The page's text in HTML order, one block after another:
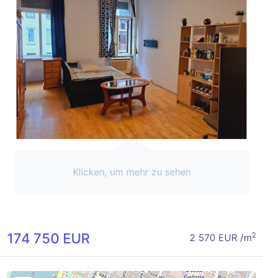
Klicken, um mehr zu sehen
174 750 EUR 2 570 EUR /m2